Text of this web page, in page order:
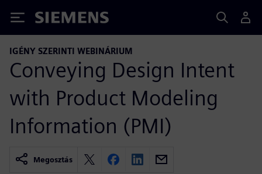
Siemens
IGÉNY SZERINTI WEBINÁRIUM
Conveying Design Intent
with Product Modeling
Information (PMI)
Megosztás